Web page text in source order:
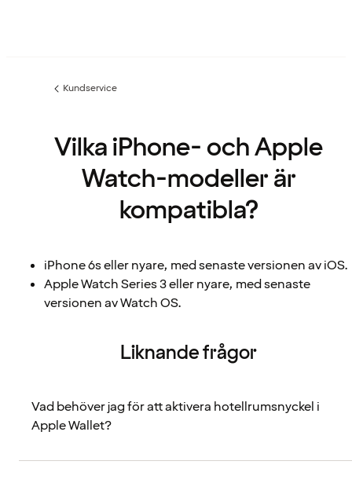
Föregående
Kundservice
Vilka iPhone- och Apple
Watch-modeller är
kompatibla?
iPhone 6s eller nyare, med senaste versionen av iOS.
Apple Watch Series 3 eller nyare, med senaste
versionen av Watch OS.
Liknande frågor
Vad behöver jag för att aktivera hotellrumsnyckel i
Apple Wallet?